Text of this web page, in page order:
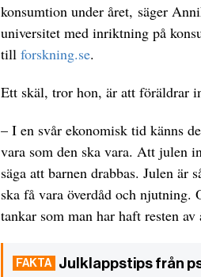
konsumtion under året, säger
universitet med inriktning på
till forskning.se.
Ett skäl, tror hon, är att föräldrar
– I en svår ekonomisk tid känns
vara som den ska vara. Att julen
säga att barnen drabbas. Julen är
ska få vara överdåd och njutning.
tankar som man har haft resten
Julklappstips från